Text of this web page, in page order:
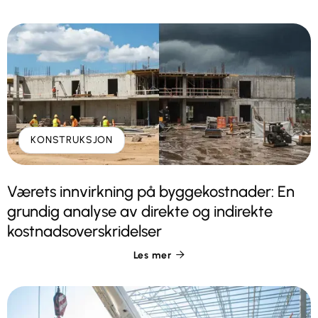
KONSTRUKSJON
Værets innvirkning på byggekostnader: En
grundig analyse av direkte og indirekte
kostnadsoverskridelser
Les mer 